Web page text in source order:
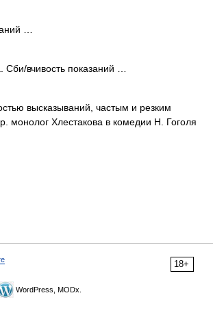
…
вчивость показаний …
высказываний, частым и резким
монолог Хлестакова в комедии Н. Гоголя
18+
WordPress, MODx.